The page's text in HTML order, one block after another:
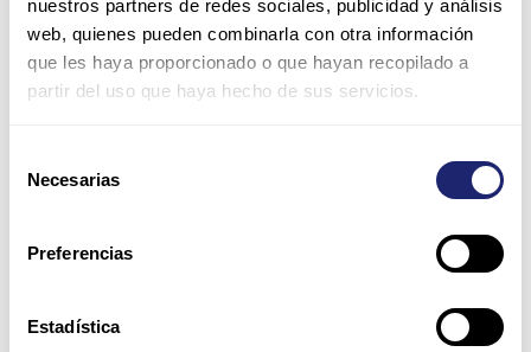
nuestros partners de redes sociales, publicidad y análisis
web, quienes pueden combinarla con otra información
que les haya proporcionado o que hayan recopilado a
partir del uso que haya hecho de sus servicios.
Necesarias
Preferencias
Estadística
Nombre*
Correo
Web
navegador para la próxima vez que comente.